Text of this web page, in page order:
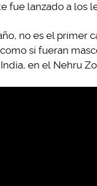
fue lanzado a los
no es el primer
si fueran
en el Nehru